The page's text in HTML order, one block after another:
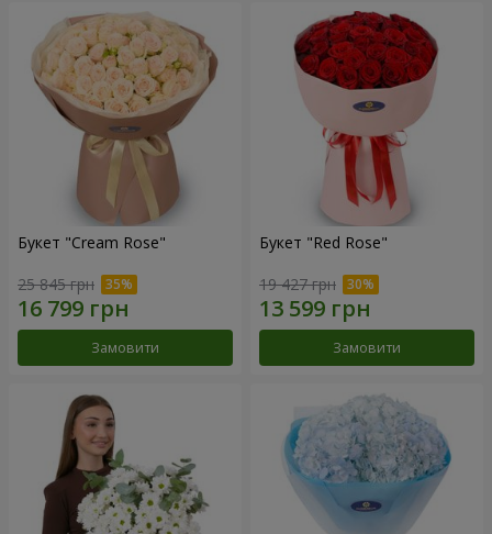
Букет "Cream Rose"
25 845 грн
Замовити
Букет "Red Rose"
19 427 грн
Замовити